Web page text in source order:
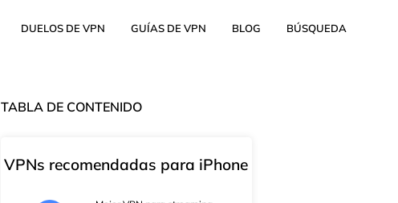
DUELOS DE VPN GUÍAS DE VPN BLOG BÚSQUEDA
TABLA DE CONTENIDO
VPNs recomendadas para iPhone